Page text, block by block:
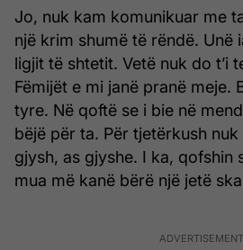
Jo, nuk kam komunikuar me
një krim shumë të rëndë. Unë
ligjit të shtetit. Vetë nuk do t’i
Fëmijët e mi janë pranë meje.
tyre. Në qoftë se i bie në
bëjë për ta. Për tjetërkush nuk
gjysh, as gjyshe. I ka, qofshin
mua më kanë bërë një jetë